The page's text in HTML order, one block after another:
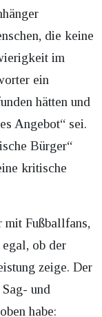
die keine
im
ein
hätten und
Angebot“ sei.
Bürger“
kritische
mit Fußballfans,
ob der
zeige. Der
und
habe: